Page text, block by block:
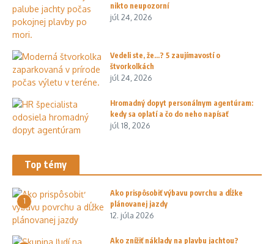
nikto neupozorní
júl 24, 2026
Vedeli ste, že…? 5 zaujímavostí o
štvorkolkách
júl 24, 2026
Hromadný dopyt personálnym agentúram:
kedy sa oplatí a čo do neho napísať
júl 18, 2026
Top témy
1
Ako prispôsobiť výbavu povrchu a dĺžke
plánovanej jazdy
12. júla 2026
Ako znížiť náklady na plavbu jachtou?